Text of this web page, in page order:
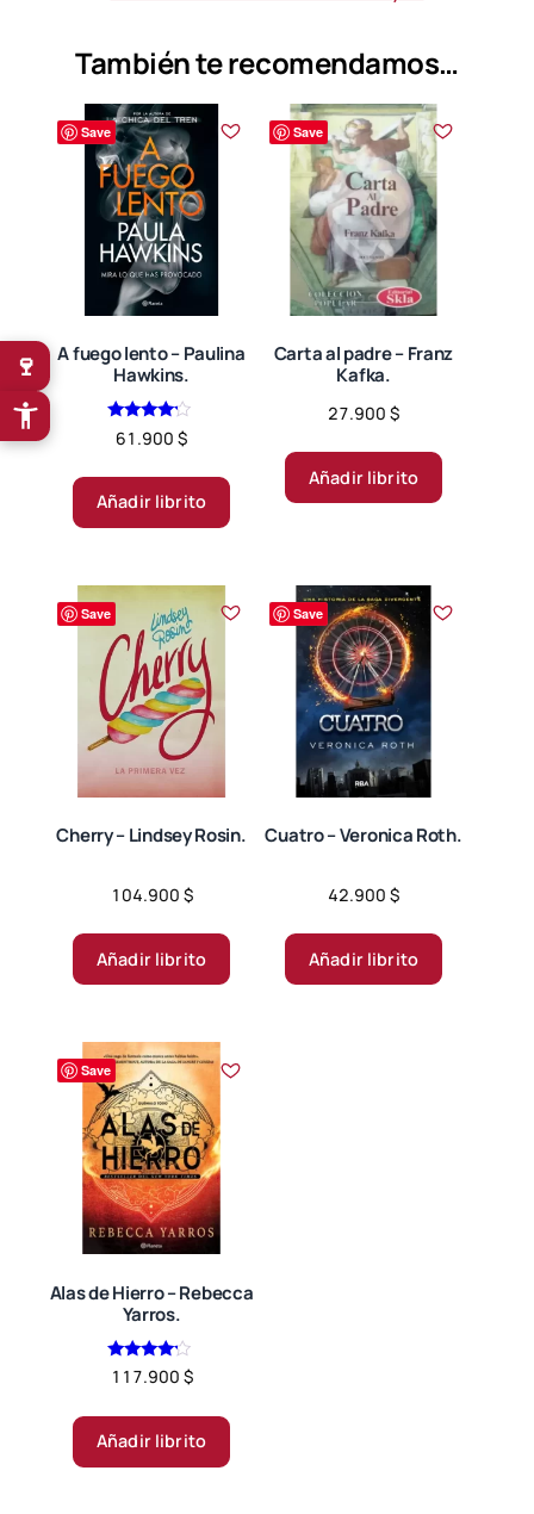
También te recomendamos…
Save
A fuego lento – Paulina
Hawkins.
Valorado
en
de 5
61.900 $
Añadir librito
Save
Carta al padre – Franz
Kafka.
27.900 $
Añadir librito
Save
Cherry – Lindsey Rosin.
104.900 $
Añadir librito
Save
Cuatro – Veronica Roth.
42.900 $
Añadir librito
Save
Alas de Hierro – Rebecca
Yarros.
Valorado
en
de 5
117.900 $
Añadir librito
🍷